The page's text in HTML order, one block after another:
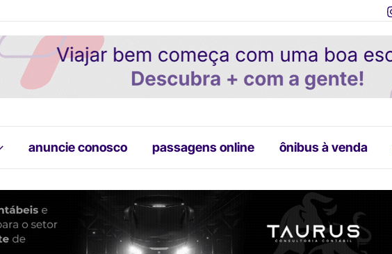
anuncie conosco passagens online ônibus à venda